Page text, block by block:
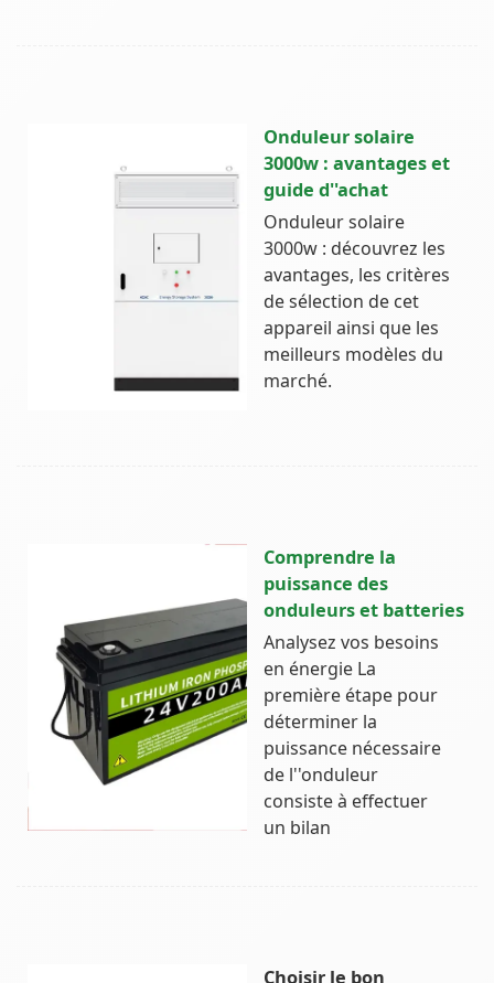
Onduleur solaire
3000w : avantages et
guide d''achat
Onduleur solaire
3000w : découvrez les
avantages, les critères
de sélection de cet
appareil ainsi que les
meilleurs modèles du
marché.
Comprendre la
puissance des
onduleurs et batteries
Analysez vos besoins
en énergie La
première étape pour
déterminer la
puissance nécessaire
de l''onduleur
consiste à effectuer
un bilan
Choisir le bon